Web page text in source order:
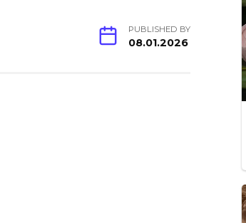
PUBLISHED BY
08.01.2026